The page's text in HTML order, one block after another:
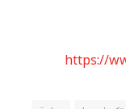
https://